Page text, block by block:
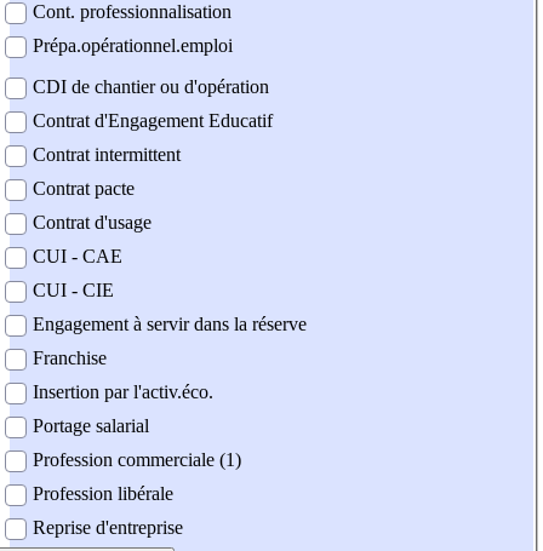
Cont. professionnalisation
Prépa.opérationnel.emploi
CDI de chantier ou d'opération
Contrat d'Engagement Educatif
Contrat intermittent
Contrat pacte
Contrat d'usage
CUI - CAE
CUI - CIE
Engagement à servir dans la réserve
Franchise
Insertion par l'activ.éco.
Portage salarial
Profession commerciale (1)
Profession libérale
Reprise d'entreprise